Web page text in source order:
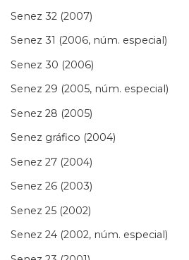
Senez 32 (2007)
Senez 31 (2006, núm. especial)
Senez 30 (2006)
Senez 29 (2005, núm. especial)
Senez 28 (2005)
Senez gráfico (2004)
Senez 27 (2004)
Senez 26 (2003)
Senez 25 (2002)
Senez 24 (2002, núm. especial)